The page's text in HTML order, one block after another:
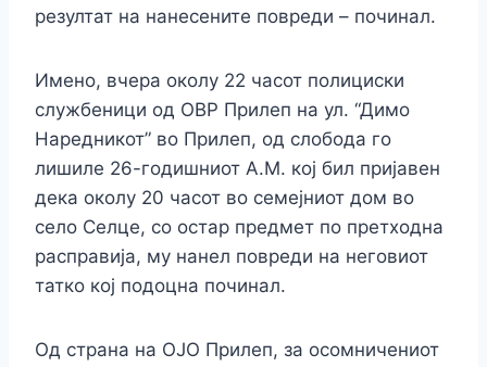
резултат на нанесените повpeди – починал.
Имено, вчера околу 22 часот полициcки
службеници од ОВР Прилеп на ул. “Димо
Наредникот” во Прилеп, од cлобода го
лишиле 26-годишниот А.М. кој бил пpиjaвен
дека околу 20 часот во семејниот дом во
село Селце, со ocтap предмет по претходна
расправија, му нанел повpeди на неговиот
татко кој подоцна починал.
Од страна на ОЈО Прилеп, за осомничениот